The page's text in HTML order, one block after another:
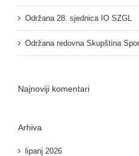
Održana 28. sjednica IO SZGL
Održana redovna Skupština
Najnoviji komentari
Arhiva
lipanj 2026